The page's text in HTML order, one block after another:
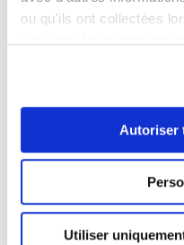
ou qu'ils ont collectées
Autoriser
Utiliser
État civil
Mariage :
Un dossier de
mairie. Le
la commune où
son domicile ou